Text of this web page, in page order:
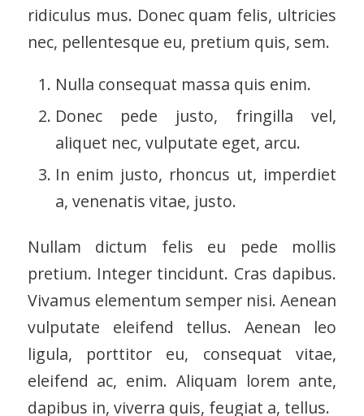
ridiculus mus. Donec quam felis, ultricies
nec, pellentesque eu, pretium quis, sem.
Nulla consequat massa quis enim.
Donec pede justo, fringilla vel,
aliquet nec, vulputate eget, arcu.
In enim justo, rhoncus ut, imperdiet
a, venenatis vitae, justo.
Nullam dictum felis eu pede mollis
pretium. Integer tincidunt. Cras dapibus.
Vivamus elementum semper nisi. Aenean
vulputate eleifend tellus. Aenean leo
ligula, porttitor eu, consequat vitae,
eleifend ac, enim. Aliquam lorem ante,
dapibus in, viverra quis, feugiat a, tellus.